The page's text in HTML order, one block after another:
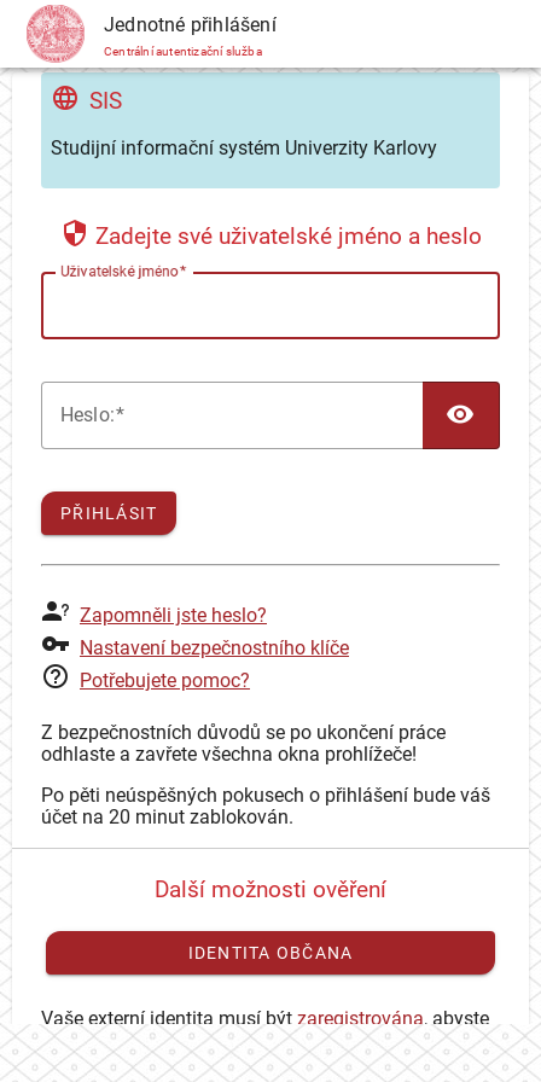
CAS Jednotné přihlášení
Centrální autentizační služba
SIS
Studijní informační systém Univerzity Karlovy
Zadejte své uživatelské jméno a heslo
Uživatelské jméno
Heslo:
PŘIHLÁSIT
Zapomněli jste heslo?
Nastavení bezpečnostního klíče
Potřebujete pomoc?
Z bezpečnostních důvodů se po ukončení práce
odhlaste a zavřete všechna okna prohlížeče!
Po pěti neúspěšných pokusech o přihlášení bude váš
účet na 20 minut zablokován.
Další možnosti ověření
IDENTITA OBČANA
Vaše externí identita musí být zaregistrována, abyste
se mohli přihlásit ke svému CAS účtu.